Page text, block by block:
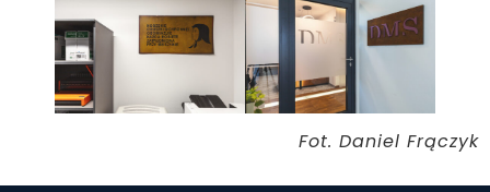
Fot. Daniel Frączyk